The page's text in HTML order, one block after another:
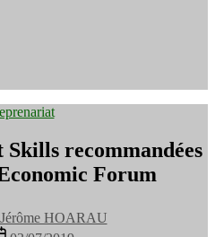
Catégories
Skills recommandées
Forum
Jérôme HOARAU